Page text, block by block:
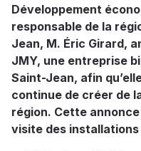
Développement
responsable de la
Jean, M. Éric Girard,
JMY, une entreprise
Saint-Jean, afin
continue de créer de
région. Cette annonce
visite des installations